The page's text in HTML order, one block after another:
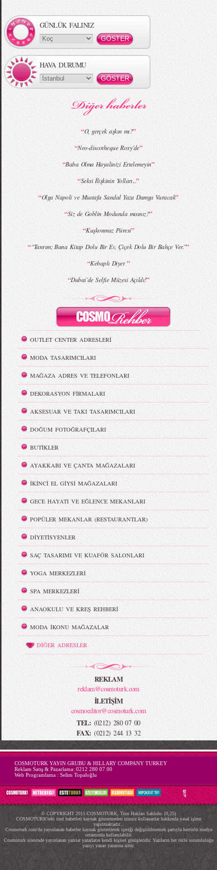
MBFWI - Gülçin Çengel 2015 Yaz
MBFWI - Zeynep Erdoğan 2015 Yaz
MBFWI - Giray Sepin 2015 Yaz Koleksiyonu MBFWI - Burçe Bekrek 2015 Yaz Koleksiyonu
GÜNLÜK FALINIZ
HAVA DURUMU
“O, gerçek aşkın mı?”
“Neo-discotheque Roxy’de”
“Baba Olma Hayalinizi Ertelemeyin”
“Seksi İlişkinin Yolları...”
“Olga Napoli ve Mustafa Sandal Yaza Damga Vuracak”
“Siz de Goblin Modunda mısınız?”
“Kuşkonmaz Püresi”
““Tanrım; Bana Kitap Dolu Bir Ev, Çiçek Dolu Bir Bahçe Ver.””
“Kebaplı Diyet ”
“Dubai`de Selfie Müzesi Açıldı!”
OUTLET CENTER ADRESLERİ
MODA TASARIMCILARI
MAĞAZA ADRES VE TELEFONLARI
DEKORASYON FİRMALARI
AKSESUAR VE TAKI TASARIMCILARI
DOĞUM FOTOĞRAFÇILARI
BUTİKLER
AYAKKABI VE ÇANTA MAĞAZALARI
İKİNCİ EL GİYSİ MAĞAZALARI
GECE HAYATI VE EĞLENCE MEKANLARI
POPÜLER MEKANLAR (RESTAURANTLAR)
DİYETİSYENLER
SAÇ TASARIMI VE KUAFÖR SALONLARI
YOGA MERKEZLERİ
SPA MERKEZLERİ
ANAOKULU VE KREŞ REHBERİ
MODA İKONU MAĞAZALAR
DİĞER ADRESLER
REKLAM
reklam@cosmoturk.com
İLETİŞİM
cosmoeditor@cosmoturk.com
TEL: (0212) 280 07 00
FAX: (0212) 244 13 32
-->
COSMOTURK YAYIN GRUBU & HILLARY COMPANY TURKEY
Reklam Satış & Pazarlama: 0212 280 07 00
Web Programlama : Selim Topaloğlu
© COPYRIGHT 2015 COSMOTURK, Tüm Hakları Saklıdır. (0,25)
COSMOTURK'teki özel haberleri kaynak göstermeden izinsiz kullananlar hakkında yasal işlem
yapılmaktadır...
Cosmoturk.com'da yayınlanan haberler kaynak gösterilerek içeriği değiştirilmemek şartıyla hertürlü medya
ortamında kullanılabilir.
Cosmoturk sitesinde yayınlanan yazılar yazarların kendi kişisel görüşleridir. Yazıların her türlü sorumluluğu
yazıyı yazan yazarına aittir.